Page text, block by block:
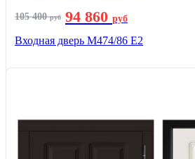
105 400руб 94 860 руб
Входная дверь М474/86 Е2